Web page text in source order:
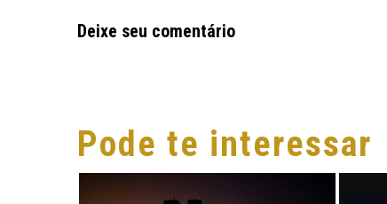
Deixe seu comentário
Pode te interessar